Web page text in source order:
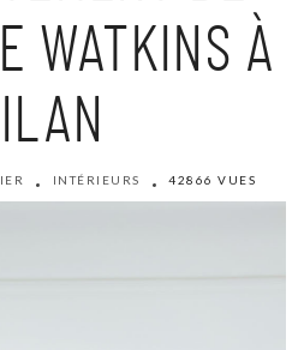
WATKINS À
INTÉRIEURS 42866 VUES